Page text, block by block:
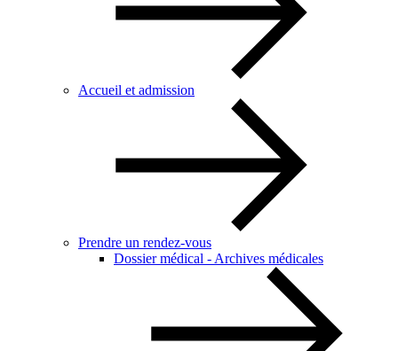
Accueil et admission
Prendre un rendez-vous
Dossier médical - Archives médicales